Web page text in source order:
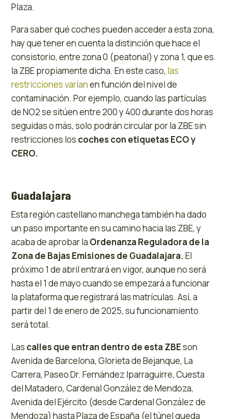
Plaza.
Para saber qué coches pueden acceder a esta zona,
hay que tener en cuenta la distinción que hace el
consistorio, entre zona 0 (peatonal) y zona 1, que es
la ZBE propiamente dicha. En este caso, las
restricciones varíanen función del nivel de
contaminación. Por ejemplo, cuando las partículas
de NO2 se sitúen entre 200 y 400 durante dos horas
seguidas o más, solo podrán circular por la ZBE sin
restricciones los coches con etiquetas ECO y
CERO.
Guadalajara
Esta región castellano manchega también ha dado
un paso importante en su camino hacia las ZBE, y
acaba de aprobar la Ordenanza Reguladora de la
Zona de Bajas Emisiones de Guadalajara.El
próximo 1 de abril entrará en vigor, aunque no será
hasta el 1 de mayo cuando se empezará a funcionar
la plataforma que registrará las matrículas. Así, a
partir del 1 de enero de 2025, su funcionamiento
será total.
Las calles que entran dentro de esta ZBEson
Avenida de Barcelona, Glorieta de Bejanque, La
Carrera, Paseo Dr. Fernández Iparraguirre, Cuesta
del Matadero, Cardenal González de Mendoza,
Avenida del Ejército (desde Cardenal González de
Mendoza) hasta Plaza de España (el túnel queda